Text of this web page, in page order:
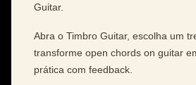
Guitar.
Abra o Timbro Guitar, escolha um
transforme open chords on guitar
prática com feedback.